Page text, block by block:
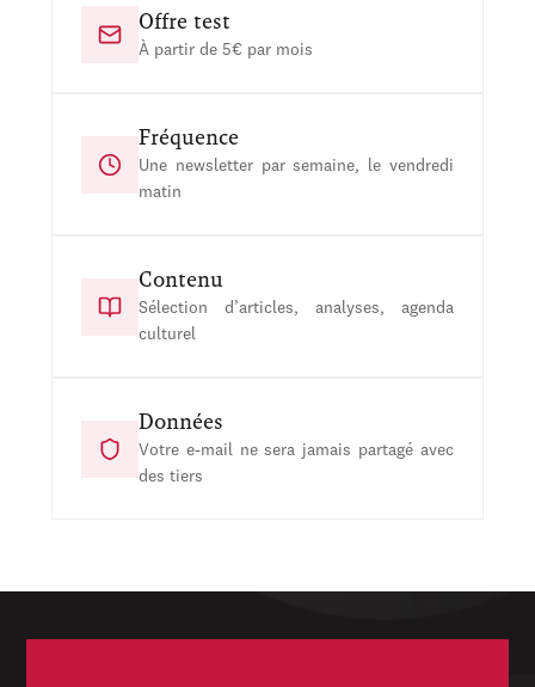
Offre test
À partir de 5€ par mois
Fréquence
Une newsletter par semaine, le vendredi
matin
Contenu
Sélection d’articles, analyses, agenda
culturel
Données
Votre e-mail ne sera jamais partagé avec
des tiers